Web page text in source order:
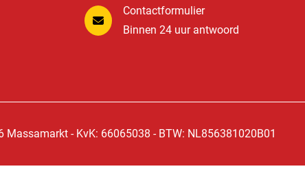
Contactformulier
Binnen 24 uur antwoord
Massamarkt - KvK: 66065038 - BTW: NL856381020B01